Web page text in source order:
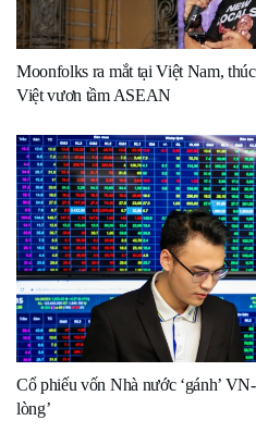
Moonfolks ra mắt tại Việt Nam,
Việt vươn tầm ASEAN
Cổ phiếu vốn Nhà nước ‘gánh’
lòng’